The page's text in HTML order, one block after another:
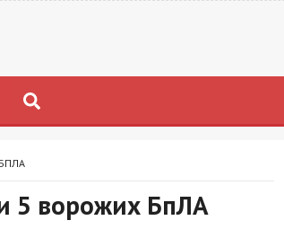
5 ворожих БпЛА